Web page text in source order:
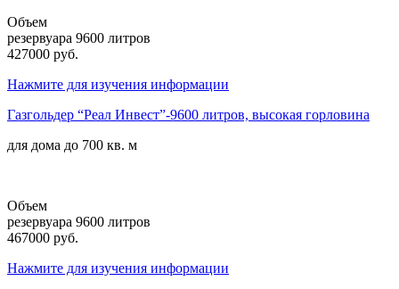
Объем
резервуара 9600 литров
427000 руб.
Нажмите для изучения информации
Газгольдер “Реал Инвест”-9600 литров, высокая горловина
для дома до 700 кв. м
Объем
резервуара 9600 литров
467000 руб.
Нажмите для изучения информации